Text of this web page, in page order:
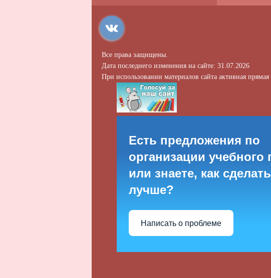
Все права защищены.
Дата последнего изменения на сайте: 31.07.2026
При использовании материалов сайта активная прямая
Есть предложения по
организации учебного
или знаете, как
лучше?
Написать о проблеме